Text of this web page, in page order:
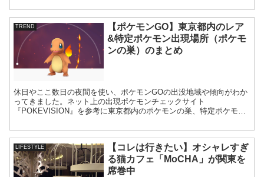
TREND
【ポケモンGO】東京都内のレア
&特定ポケモン出現場所（ポケモ
ンの巣）のまとめ
休日やここ数日の夜間を使い、ポケモンGOの出没地域や傾向がわか
ってきました。ネット上の出現ポケモンチェックサイト
『POKEVISION』を参考に東京都内のポケモンの巣、特定ポケモン
LIFESTYLE
【コレは行きたい】オシャレすぎ
る猫カフェ「MoCHA」が関東を
席巻中